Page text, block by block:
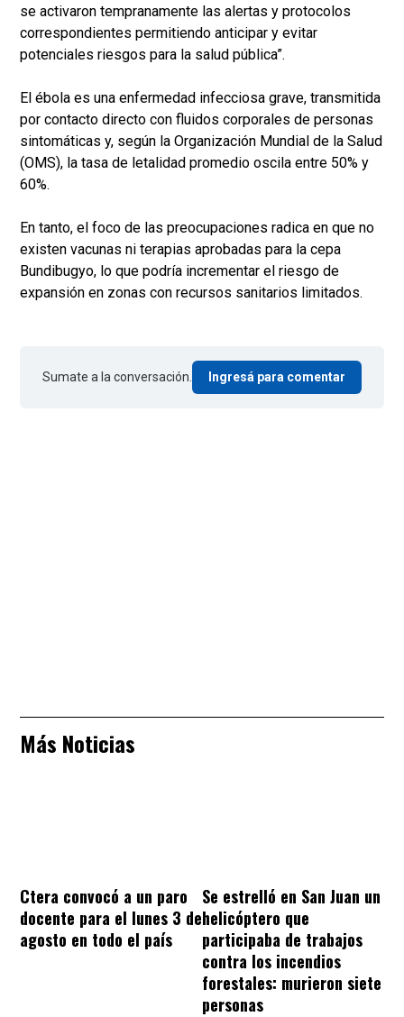
se activaron tempranamente las alertas y protocolos
correspondientes permitiendo anticipar y evitar
potenciales riesgos para la salud pública”.
El ébola es una enfermedad infecciosa grave, transmitida
por contacto directo con fluidos corporales de personas
sintomáticas y, según la Organización Mundial de la Salud
(OMS), la tasa de letalidad promedio oscila entre 50% y
60%.
En tanto, el foco de las preocupaciones radica en que no
existen vacunas ni terapias aprobadas para la cepa
Bundibugyo, lo que podría incrementar el riesgo de
expansión en zonas con recursos sanitarios limitados.
Sumate a la conversación. Ingresá para comentar
Más Noticias
Ctera convocó a un paro
docente para el lunes 3 de
agosto en todo el país
Se estrelló en San Juan un
helicóptero que
participaba de trabajos
contra los incendios
forestales: murieron siete
personas